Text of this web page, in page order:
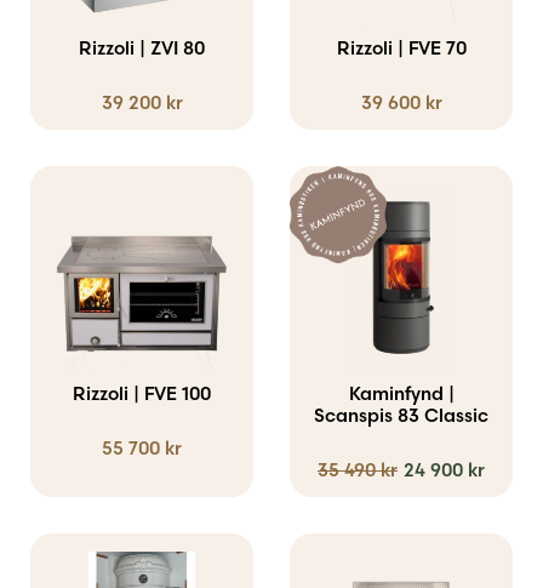
Rizzoli | ZVI 80
39 200 kr
Rizzoli | FVE 70
39 600 kr
Rizzoli | FVE 100
55 700 kr
Kaminfynd |
Scanspis 83 Classic
35 490kr Det
490 kr.
24 900 krDet